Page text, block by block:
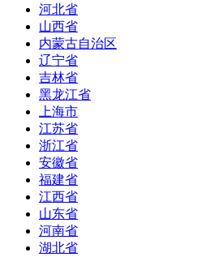
河北省
山西省
内蒙古自治区
辽宁省
吉林省
黑龙江省
上海市
江苏省
浙江省
安徽省
福建省
江西省
山东省
河南省
湖北省